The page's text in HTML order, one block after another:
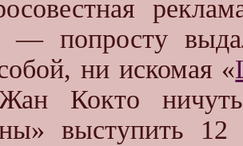
— попросту
ни искомая «
Кокто
выступить 12